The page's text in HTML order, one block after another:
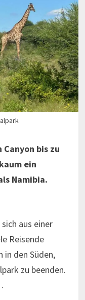
bis zu
ein
Namibia.
aus einer
Reisende
in den Süden,
zu beenden.